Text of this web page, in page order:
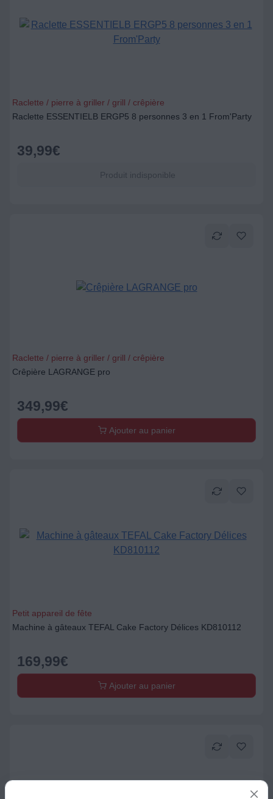
Raclette / pierre à griller / grill / crêpière
Raclette ESSENTIELB ERGP5 8 personnes 3 en 1 From'Party
39,99€
Produit indisponible
Raclette / pierre à griller / grill / crêpière
Crêpière LAGRANGE pro
349,99€
Ajouter au panier
Petit appareil de fête
Machine à gâteaux TEFAL Cake Factory Délices KD810112
169,99€
Ajouter au panier